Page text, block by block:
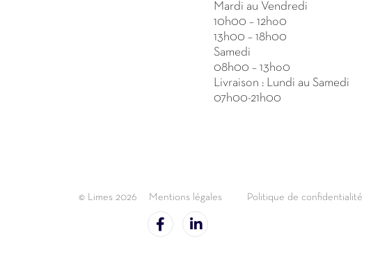
Mardi au Vendredi
10h00 – 12ho0
13h00 – 18h00
Samedi
08h00 – 13ho0
Livraison : Lundi au Samedi
07h00-21h00
© Limes 2026 Mentions légales Politique de confidentialité